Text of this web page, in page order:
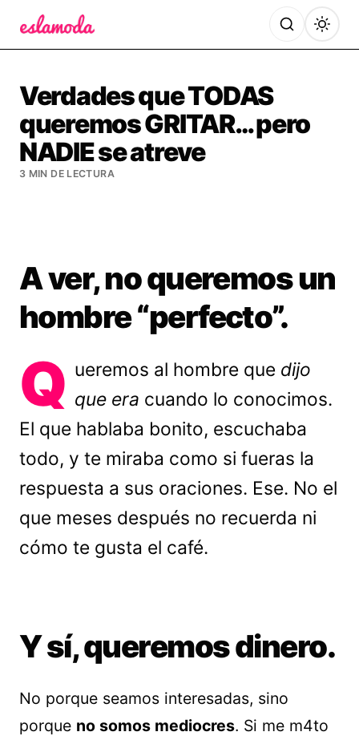
Verdades que TODAS
queremos GRITAR… pero
NADIE se atreve
3 MIN DE LECTURA
A ver, no queremos un
hombre “perfecto”.
Q ueremos al hombre que dijo
que era cuando lo conocimos.
El que hablaba bonito, escuchaba
todo, y te miraba como si fueras la
respuesta a sus oraciones. Ese. No el
que meses después no recuerda ni
cómo te gusta el café.
Y sí, queremos dinero.
No porque seamos interesadas, sino
porque no somos mediocres. Si me m4to